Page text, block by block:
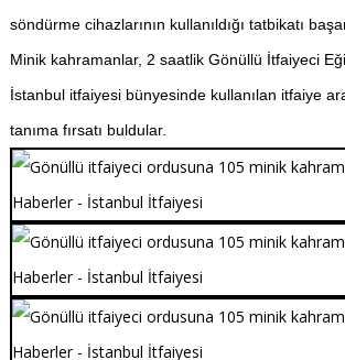
söndürme cihazlarının kullanıldığı tatbikatı
Minik kahramanlar, 2 saatlik Gönüllü İtfaiyeci
İstanbul itfaiyesi bünyesinde kullanılan itfaiye
tanıma fırsatı buldular.